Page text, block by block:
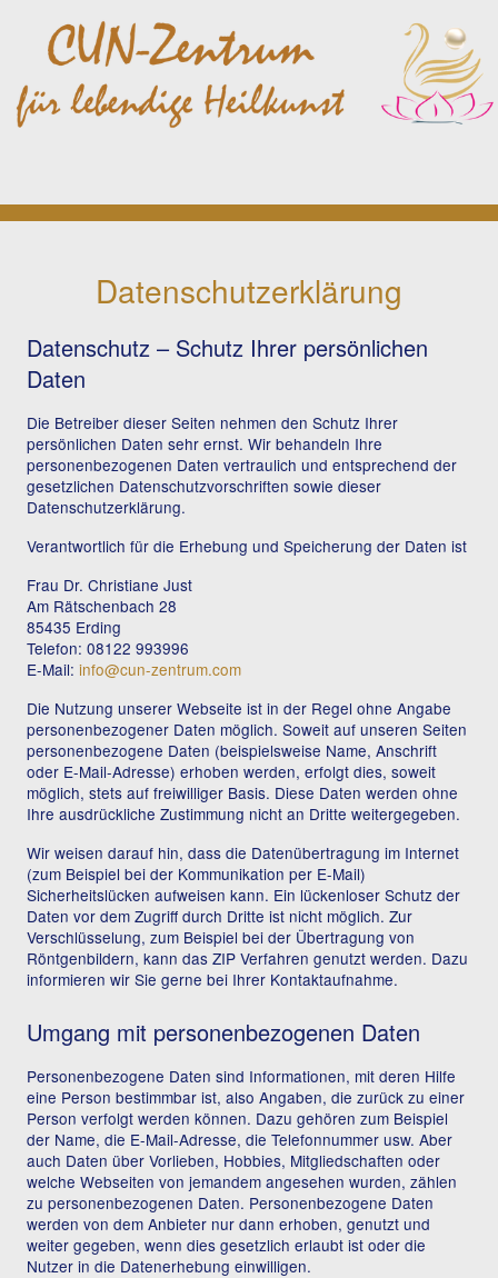
Datenschutzerklärung
Datenschutz – Schutz Ihrer persönlichen
Daten
Die Betreiber dieser Seiten nehmen den Schutz Ihrer
persönlichen Daten sehr ernst. Wir behandeln Ihre
personenbezogenen Daten vertraulich und entsprechend der
gesetzlichen Datenschutzvorschriften sowie dieser
Datenschutzerklärung.
Verantwortlich für die Erhebung und Speicherung der Daten ist
Frau Dr. Christiane Just
Am Rätschenbach 28
85435 Erding
Telefon: 08122 993996
E-Mail: info@cun-zentrum.com
Die Nutzung unserer Webseite ist in der Regel ohne Angabe
personenbezogener Daten möglich. Soweit auf unseren Seiten
personenbezogene Daten (beispielsweise Name, Anschrift
oder E-Mail-Adresse) erhoben werden, erfolgt dies, soweit
möglich, stets auf freiwilliger Basis. Diese Daten werden ohne
Ihre ausdrückliche Zustimmung nicht an Dritte weitergegeben.
Wir weisen darauf hin, dass die Datenübertragung im Internet
(zum Beispiel bei der Kommunikation per E-Mail)
Sicherheitslücken aufweisen kann. Ein lückenloser Schutz der
Daten vor dem Zugriff durch Dritte ist nicht möglich. Zur
Verschlüsselung, zum Beispiel bei der Übertragung von
Röntgenbildern, kann das ZIP Verfahren genutzt werden. Dazu
informieren wir Sie gerne bei Ihrer Kontaktaufnahme.
Umgang mit personenbezogenen Daten
Personenbezogene Daten sind Informationen, mit deren Hilfe
eine Person bestimmbar ist, also Angaben, die zurück zu einer
Person verfolgt werden können. Dazu gehören zum Beispiel
der Name, die E-Mail-Adresse, die Telefonnummer usw. Aber
auch Daten über Vorlieben, Hobbies, Mitgliedschaften oder
welche Webseiten von jemandem angesehen wurden, zählen
zu personenbezogenen Daten. Personenbezogene Daten
werden von dem Anbieter nur dann erhoben, genutzt und
weiter gegeben, wenn dies gesetzlich erlaubt ist oder die
Nutzer in die Datenerhebung einwilligen.